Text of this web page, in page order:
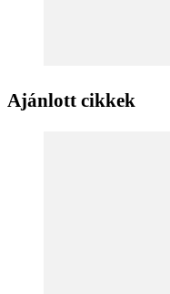
Ajánlott cikkek